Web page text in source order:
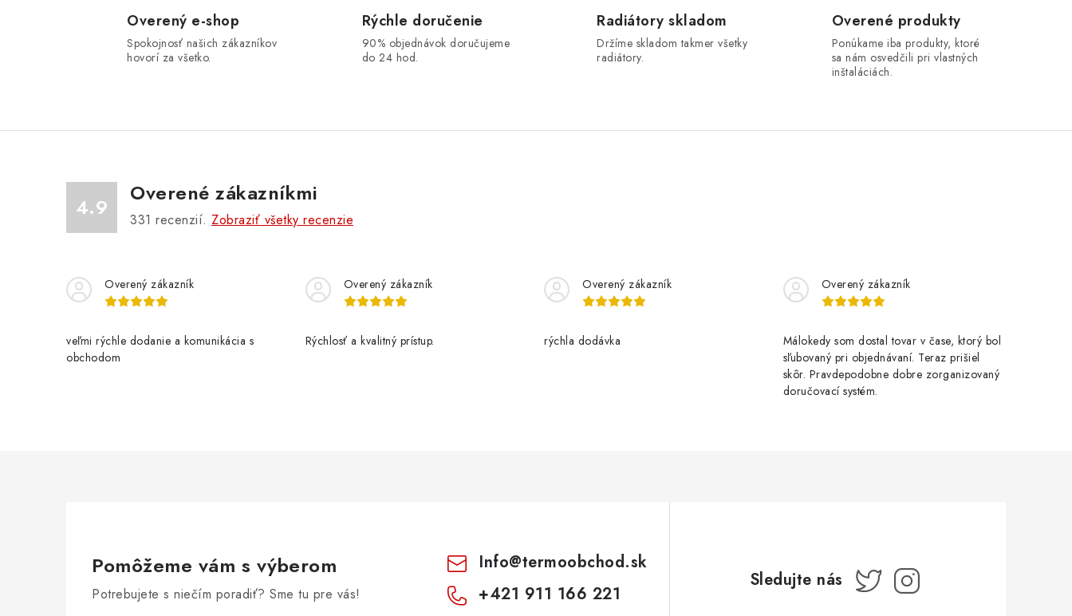
r
v
p
i
s
Overený e-shop
Spokojnosť našich zákazníkov
hovorí za všetko.
Rýchle doručenie
90% objednávok doručujeme
do 24 hod.
Radiátory skladom
Držíme skladom takmer všetky
radiátory.
Overené produkty
Ponúkame iba produkty, ktoré
sa nám osvedčili pri vlastných
inštaláciách.
4.9
Overené zákazníkmi
331 recenzií. Zobraziť všetky recenzie
Overený zákazník
veľmi rýchle dodanie a komunikácia s
obchodom
Overený zákazník
Rýchlosť a kvalitný prístup.
Overený zákazník
rýchla dodávka
Overený zákazník
Málokedy som dostal tovar v čase, ktorý bol
sľubovaný pri objednávaní. Teraz prišiel
skôr. Pravdepodobne dobre zorganizovaný
doručovací systém.
Pomôžeme vám s výberom
Potrebujete s niečím poradiť? Sme tu pre vás!
Info@termoobchod.sk
+421 911 166 221